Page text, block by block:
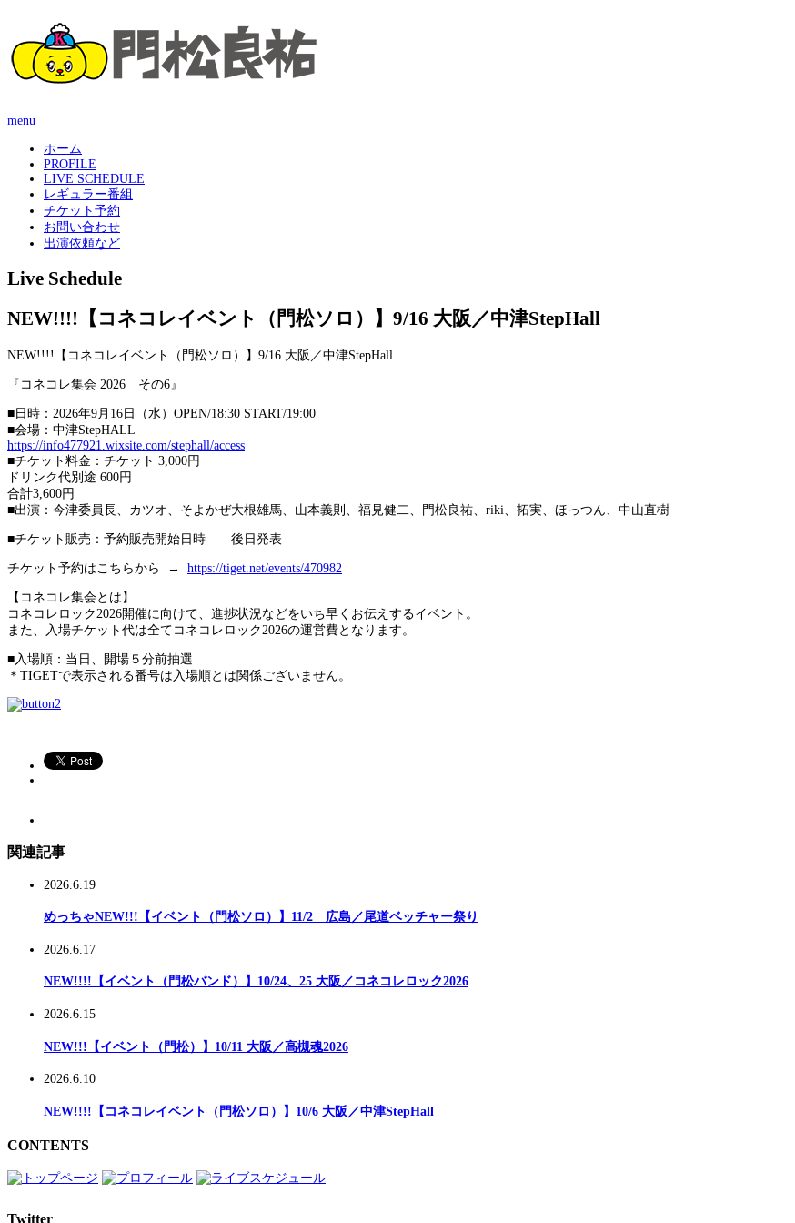
menu
ホーム
PROFILE
LIVE SCHEDULE
レギュラー番組
チケット予約
お問い合わせ
出演依頼など
Live Schedule
NEW!!!!【コネコレイベント（門松ソロ）】9/16 大阪／中津StepHall
NEW!!!!【コネコレイベント（門松ソロ）】9/16 大阪／中津StepHall
『コネコレ集会 2026 その6』
■日時：2026年9月16日（水）OPEN/18:30 START/19:00
■会場：中津StepHALL
https://info477921.wixsite.com/stephall/access
■チケット料金：チケット 3,000円
ドリンク代別途 600円
合計3,600円
■出演：今津委員長、カツオ、そよかぜ大根雄馬、山本義則、福見健二、門松良祐、riki、拓実、ほっつん、中山直樹
■チケット販売：予約販売開始日時 後日発表
チケット予約はこちらから → https://tiget.net/events/470982
【コネコレ集会とは】
コネコレロック2026開催に向けて、進捗状況などをいち早くお伝えするイベント。
また、入場チケット代は全てコネコレロック2026の運営費となります。
■入場順：当日、開場５分前抽選
＊TIGETで表示される番号は入場順とは関係ございません。
関連記事
2026.6.19
めっちゃNEW!!!【イベント（門松ソロ）】11/2 広島／尾道ベッチャー祭り
2026.6.17
NEW!!!!【イベント（門松バンド）】10/24、25 大阪／コネコレロック2026
2026.6.15
NEW!!!【イベント（門松）】10/11 大阪／高槻魂2026
2026.6.10
NEW!!!!【コネコレイベント（門松ソロ）】10/6 大阪／中津StepHall
CONTENTS
Twitter